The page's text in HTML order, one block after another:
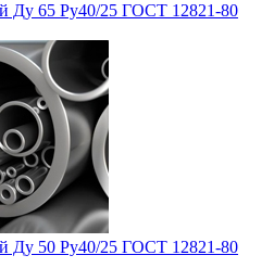
Ду 65 Ру40/25 ГОСТ 12821-80
Ду 50 Ру40/25 ГОСТ 12821-80